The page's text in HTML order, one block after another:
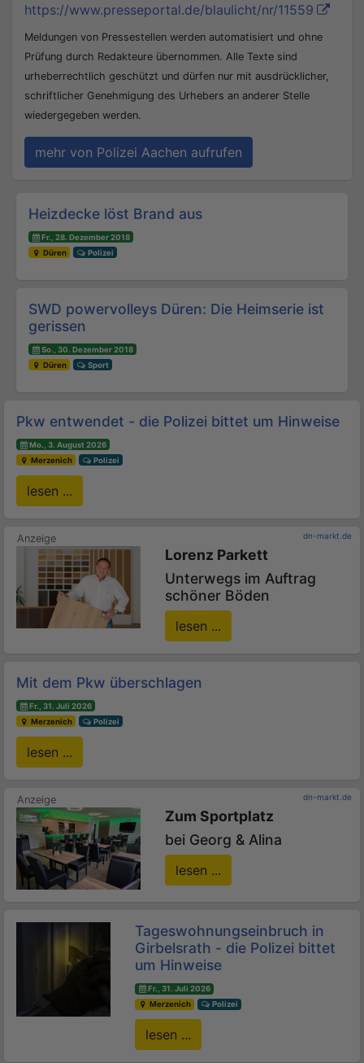
https://www.presseportal.de/blaulicht/nr/11559
Meldungen von Pressestellen werden automatisiert und ohne
Prüfung durch Redakteure übernommen. Alle Texte sind
urheberrechtlich geschützt und dürfen nur mit ausdrücklicher,
schriftlicher Genehmigung des Urhebers an anderer Stelle
wiedergegeben werden.
mehr von Polizei Aachen aufrufen
Beitrags-Navigation
Heizdecke löst Brand aus
Fr., 28. Dezember 2018
Düren
Polizei
SWD powervolleys Düren: Die Heimserie ist
gerissen
So., 30. Dezember 2018
Düren
Sport
Pkw entwendet - die Polizei bittet um Hinweise
Mo., 3. August 2026
Merzenich
Polizei
lesen ...
dn-markt.de
Lorenz Parkett
Unterwegs im Auftrag
schöner Böden
lesen ...
Mit dem Pkw überschlagen
Fr., 31. Juli 2026
Merzenich
Polizei
lesen ...
dn-markt.de
Zum Sportplatz
bei Georg & Alina
lesen ...
Tageswohnungseinbruch in
Girbelsrath - die Polizei bittet
um Hinweise
Fr., 31. Juli 2026
Merzenich
Polizei
lesen ...